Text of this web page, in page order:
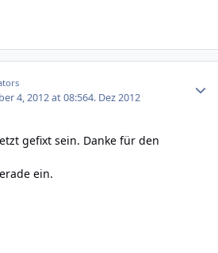
4, 2012 at 08:564. Dez 2012
gefixt sein. Danke für den
ein.